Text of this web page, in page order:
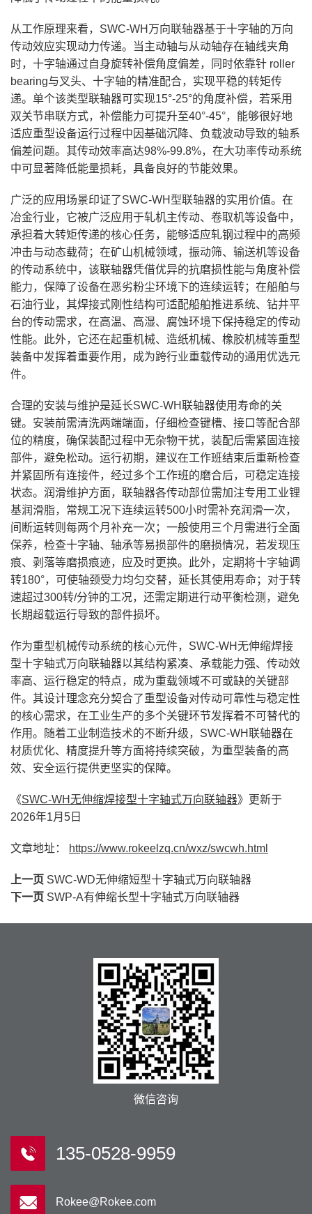
从工作原理来看，SWC-WH万向联轴器基于十字轴的万向
传动效应实现动力传递。当主动轴与从动轴存在轴线夹角
时，十字轴通过自身旋转补偿角度偏差，同时依靠针 roller
bearing与叉头、十字轴的精准配合，实现平稳的转矩传
递。单个该类型联轴器可实现15°-25°的角度补偿，若采用
双关节串联方式，补偿能力可提升至40°-45°，能够很好地
适应重型设备运行过程中因基础沉降、负载波动导致的轴系
偏差问题。其传动效率高达98%-99.8%，在大功率传动系统
中可显著降低能量损耗，具备良好的节能效果。
广泛的应用场景印证了SWC-WH型联轴器的实用价值。在
冶金行业，它被广泛应用于轧机主传动、卷取机等设备中，
承担着大转矩传递的核心任务，能够适应轧钢过程中的高频
冲击与动态载荷；在矿山机械领域，振动筛、输送机等设备
的传动系统中，该联轴器凭借优异的抗磨损性能与角度补偿
能力，保障了设备在恶劣粉尘环境下的连续运转；在船舶与
石油行业，其焊接式刚性结构可适配船舶推进系统、钻井平
台的传动需求，在高温、高湿、腐蚀环境下保持稳定的传动
性能。此外，它还在起重机械、造纸机械、橡胶机械等重型
装备中发挥着重要作用，成为跨行业重载传动的通用优选元
件。
合理的安装与维护是延长SWC-WH联轴器使用寿命的关
键。安装前需清洗两端端面，仔细检查键槽、接口等配合部
位的精度，确保装配过程中无杂物干扰，装配后需紧固连接
部件，避免松动。运行初期，建议在工作班结束后重新检查
并紧固所有连接件，经过多个工作班的磨合后，可稳定连接
状态。润滑维护方面，联轴器各传动部位需加注专用工业锂
基润滑脂，常规工况下连续运转500小时需补充润滑一次，
间断运转则每两个月补充一次；一般使用三个月需进行全面
保养，检查十字轴、轴承等易损部件的磨损情况，若发现压
痕、剥落等磨损痕迹，应及时更换。此外，定期将十字轴调
转180°，可使轴颈受力均匀交替，延长其使用寿命；对于转
速超过300转/分钟的工况，还需定期进行动平衡检测，避免
长期超载运行导致的部件损坏。
作为重型机械传动系统的核心元件，SWC-WH无伸缩焊接
型十字轴式万向联轴器以其结构紧凑、承载能力强、传动效
率高、运行稳定的特点，成为重载领域不可或缺的关键部
件。其设计理念充分契合了重型设备对传动可靠性与稳定性
的核心需求，在工业生产的多个关键环节发挥着不可替代的
作用。随着工业制造技术的不断升级，SWC-WH联轴器在
材质优化、精度提升等方面将持续突破，为重型装备的高
效、安全运行提供更坚实的保障。
《SWC-WH无伸缩焊接型十字轴式万向联轴器》更新于
2026年1月5日
文章地址： https://www.rokeelzq.cn/wxz/swcwh.html
上一页 SWC-WD无伸缩短型十字轴式万向联轴器
下一页 SWP-A有伸缩长型十字轴式万向联轴器
微信咨询
135-0528-9959
Rokee@Rokee.com